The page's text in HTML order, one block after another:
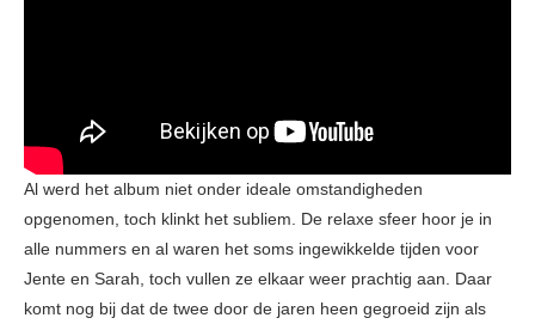
Al werd het album niet onder ideale omstandigheden
opgenomen, toch klinkt het subliem. De relaxe sfeer hoor je in
alle nummers en al waren het soms ingewikkelde tijden voor
Jente en Sarah, toch vullen ze elkaar weer prachtig aan. Daar
komt nog bij dat de twee door de jaren heen gegroeid zijn als